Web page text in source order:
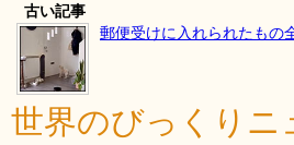
古い記事
郵便受けに入れられたもの
世界のびっくりニ